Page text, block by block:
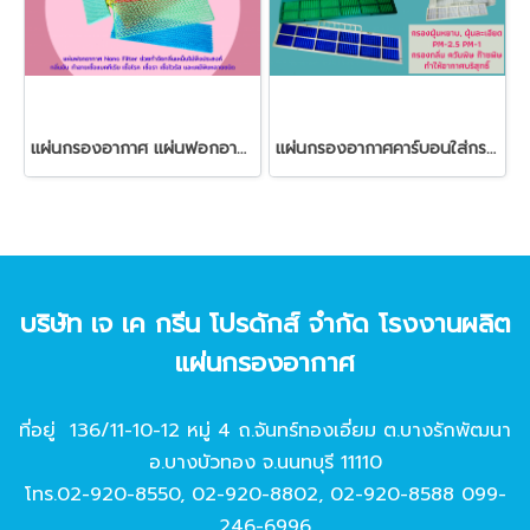
แผ่นกรองอากาศ แผ่นฟอกอากาศ นาโน แผ่นกรองอากาศคาร์บอนใส่กรอบพลาสติก
บริษัท เจ เค กรีน โปรดักส์ จํากัด โรงงานผลิต
แผ่นกรองอากาศ
ที่อยู่ 136/11-10-12 หมู่ 4 ถ.จันทร์ทองเอี่ยม ต.บางรักพัฒนา
อ.บางบัวทอง จ.นนทบุรี 11110
โทร.02-920-8550, 02-920-8802, 02-920-8588 099-